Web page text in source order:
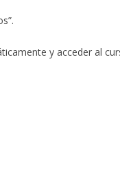
y acceder al